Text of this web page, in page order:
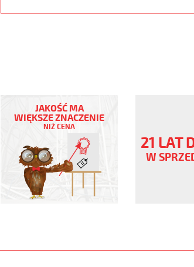
12G1,5
Kabel
300/500V
czarne
numerowane
https://www.static.helukabel-
sklep.pl/jz-
JAKOŚĆ MA
WIĘKSZE ZNACZENIE
NIŻ CENA
21 LAT
W